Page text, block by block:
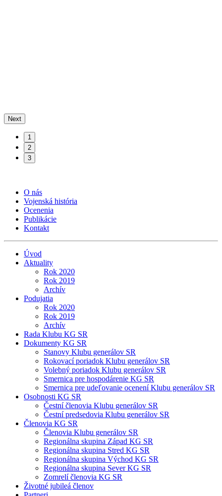
Next
1
2
3
O nás
Vojenská história
Ocenenia
Publikácie
Kontakt
Úvod
Aktuality
Rok 2020
Rok 2019
Archív
Podujatia
Rok 2020
Rok 2019
Archív
Rada Klubu KG SR
Dokumenty KG SR
Stanovy Klubu generálov SR
Rokovací poriadok Klubu generálov SR
Volebný poriadok Klubu generálov SR
Smernica pre hospodárenie KG SR
Smernica pre udeľovanie ocenení Klubu generálov SR
Osobnosti KG SR
Čestní členovia Klubu generálov SR
Čestní predsedovia Klubu generálov SR
Členovia KG SR
Členovia Klubu generálov SR
Regionálna skupina Západ KG SR
Regionálna skupina Stred KG SR
Regionálna skupina Východ KG SR
Regionálna skupina Sever KG SR
Zomrelí členovia KG SR
Životné jubileá členov